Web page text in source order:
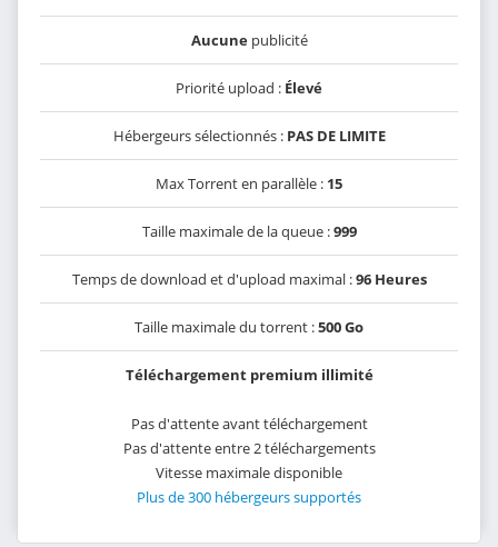
Aucunepublicité
Priorité upload : Élevé
Hébergeurs sélectionnés : PAS DE LIMITE
Max Torrent en parallèle : 15
Taille maximale de la queue :999
Temps de download et d'upload maximal :96 Heures
Taille maximale du torrent :500 Go
Téléchargement premium illimité
Pas d'attente avant téléchargement
Pas d'attente entre 2 téléchargements
Vitesse maximale disponible
Plus de 300 hébergeurs supportés